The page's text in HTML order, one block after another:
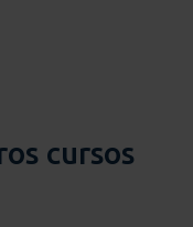
cursos